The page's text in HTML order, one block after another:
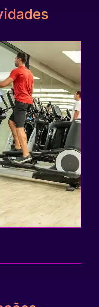
fdshsdfshfgdj
sa hdgfj dfh sd